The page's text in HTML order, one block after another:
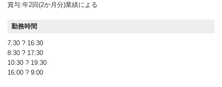
賞与:年2回(2か月分)業績による
勤務時間
7:30 ? 16:30
8:30 ? 17:30
10:30 ? 19:30
16:00 ? 9:00